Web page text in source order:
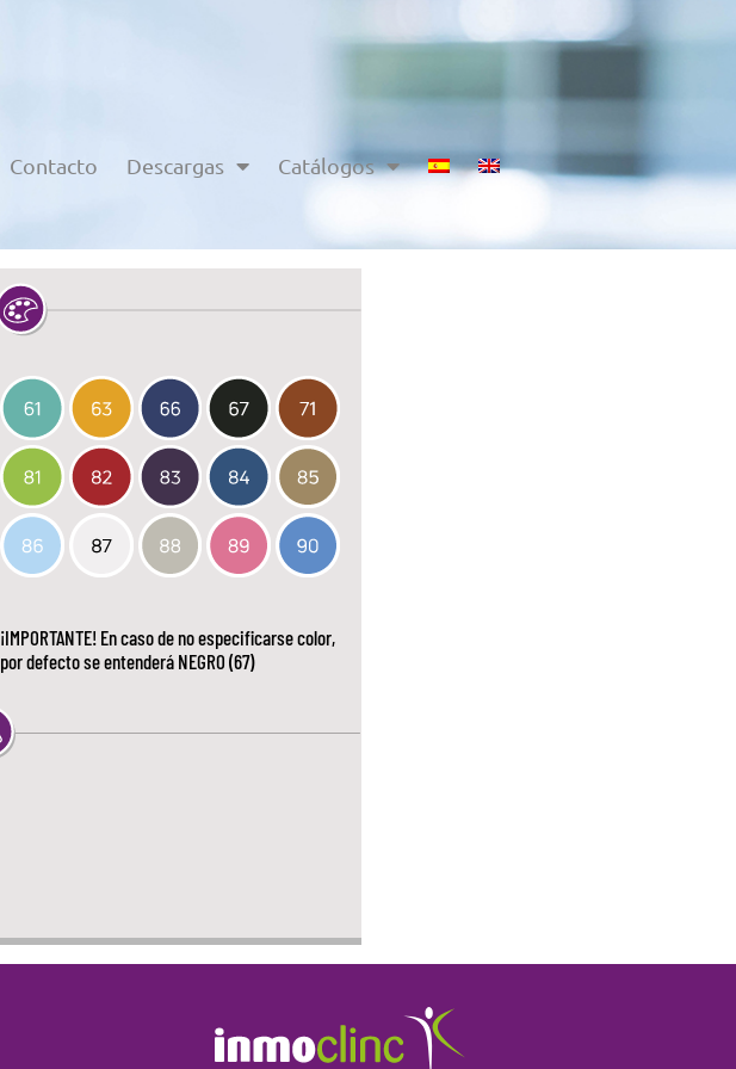
Contacto Descargas Catálogos
¡IMPORTANTE! En caso de no especificarse color,
por defecto se entenderá NEGRO (67)